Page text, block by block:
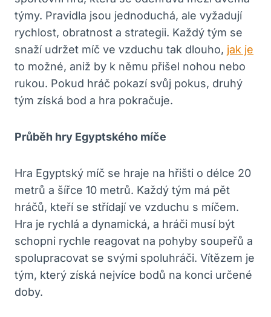
týmy. Pravidla jsou jednoduchá, ale vyžadují
rychlost, obratnost a strategii. Každý tým se
snaží udržet míč ve vzduchu tak dlouho, jak je
to možné, aniž by k němu přišel nohou nebo
rukou. Pokud hráč pokazí svůj pokus, druhý
tým získá bod a hra pokračuje.
Průběh hry Egyptského míče
Hra Egyptský míč se hraje na hřišti o délce 20
metrů a šířce 10 metrů. Každý tým má pět
hráčů, kteří se střídají ve vzduchu s míčem.
Hra je rychlá a dynamická, a hráči musí být
schopni rychle reagovat na pohyby soupeřů a
spolupracovat se svými spoluhráči. Vítězem je
tým, který získá nejvíce bodů na konci určené
doby.